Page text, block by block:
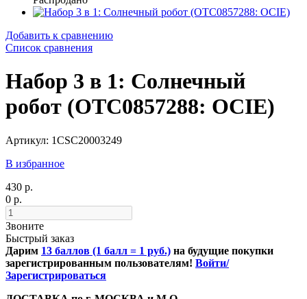
Добавить к сравнению
Список сравнения
Набор 3 в 1: Солнечный
робот (OTC0857288: OCIE)
Артикул: 1CSC20003249
В избранное
430 р.
0 р.
Звоните
Быстрый заказ
Дарим 13 баллов (1 балл = 1 руб.) на будущие покупки
зарегистрированным пользователям! Войти/
Зарегистрироваться